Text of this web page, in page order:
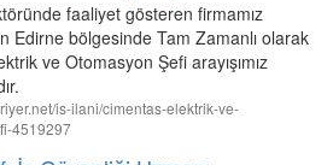
faaliyet gösteren firmamız
Edirne bölgesinde Tam Zamanlı olarak
ve Otomasyon Şefi arayışımız
is-ilani/cimentas-elektrik-ve-
4519297